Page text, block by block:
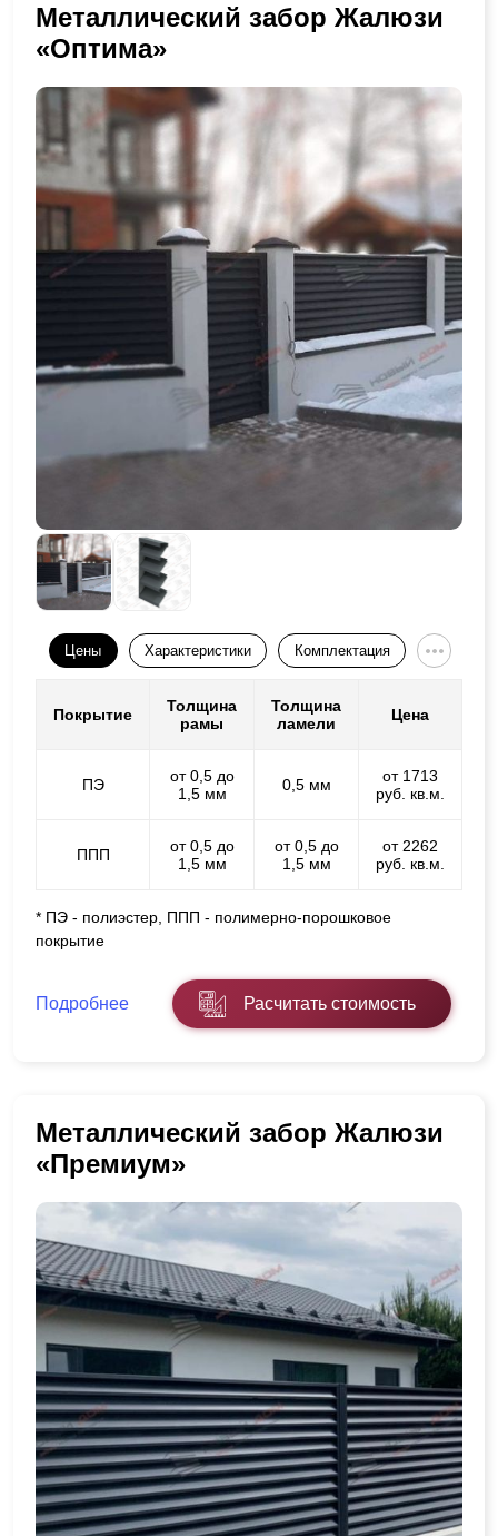
Металлический забор Жалюзи
«Оптима»
Цены Характеристики Комплектация
Покрытие
Толщина
рамы
Толщина
ламели
Цена
ПЭ
от 0,5 до
1,5 мм
0,5 мм
от 1713
руб. кв.м.
ППП
от 0,5 до
1,5 мм
от 0,5 до
1,5 мм
от 2262
руб. кв.м.
* ПЭ - полиэстер, ППП - полимерно-порошковое
покрытие
Подробнее Расчитать стоимость
Металлический забор Жалюзи
«Премиум»